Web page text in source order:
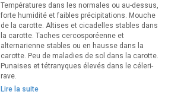
Températures dans les normales ou au-dessus,
forte humidité et faibles précipitations. Mouche
de la carotte. Altises et cicadelles stables dans
la carotte. Taches cercosporéenne et
alternarienne stables ou en hausse dans la
carotte. Peu de maladies de sol dans la carotte.
Punaises et tétranyques élevés dans le céleri-
rave.
Lire la suite